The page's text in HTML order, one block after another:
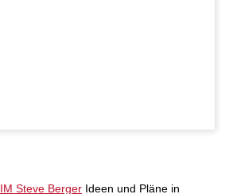
IM Steve Berger Ideen und Pläne in